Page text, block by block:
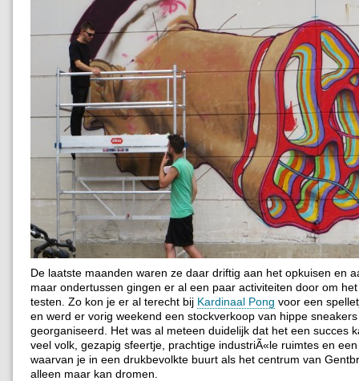
De laatste maanden waren ze daar driftig aan het opkuisen en
maar ondertussen gingen er al een paar activiteiten door om
testen. Zo kon je er al terecht bij Kardinaal Pong voor een
en werd er vorig weekend een stockverkoop van hippe sneakers
georganiseerd. Het was al meteen duidelijk dat het een succes
veel volk, gezapig sfeertje, prachtige industriÃ«le ruimtes en
waarvan je in een drukbevolkte buurt als het centrum van
alleen maar kan dromen.